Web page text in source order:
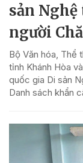
sản
người
Bộ Văn hóa, Thể
tỉnh Khánh Hòa
quốc gia Di sản
Danh sách khẩn